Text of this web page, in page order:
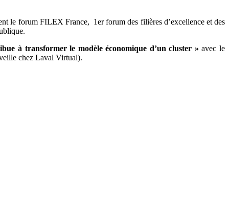
le forum FILEX France, 1er forum des filières d’excellence et des
à transformer le modèle économique d’un cluster » avec le
chez Laval Virtual).